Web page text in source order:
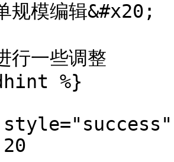
规模编辑&#x20;
行一些调整
%}